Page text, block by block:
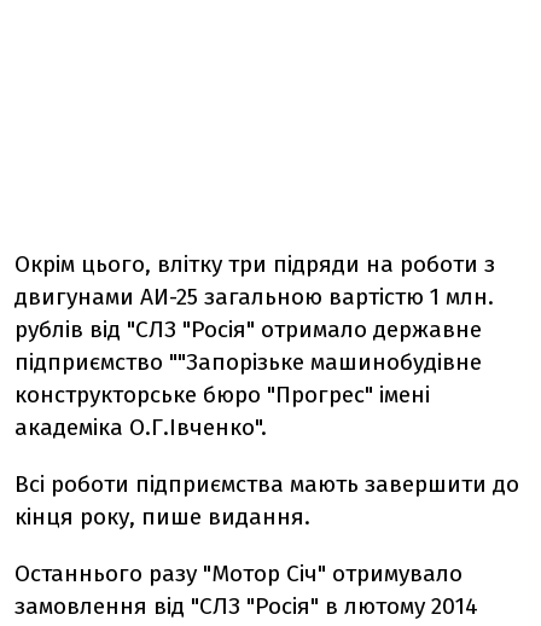
Окрім цього, влітку три підряди на роботи з
двигунами АИ-25 загальною вартістю 1 млн.
рублів від "СЛЗ "Росія" отримало державне
підприємство ""Запорізьке машинобудівне
конструкторське бюро "Прогрес" імені
академіка О.Г.Івченко".
Всі роботи підприємства мають завершити до
кінця року, пише видання.
Останнього разу "Мотор Січ" отримувало
замовлення від "СЛЗ "Росія" в лютому 2014